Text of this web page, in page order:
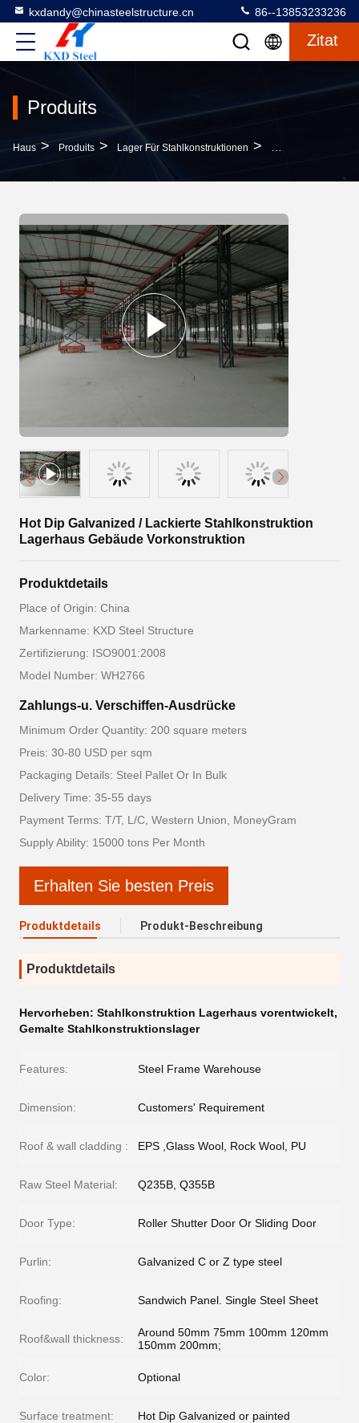
kxdandy@chinasteelstructure.cn 86--13853233236
Zitat
Produits
Haus > Produits > Lager Für Stahlkonstruktionen > Hot Dip
Hot Dip Galvanized / Lackierte Stahlkonstruktion
Lagerhaus Gebäude Vorkonstruktion
Produktdetails
Place of Origin: China
Markenname: KXD Steel Structure
Zertifizierung: ISO9001:2008
Model Number: WH2766
Zahlungs-u. Verschiffen-Ausdrücke
Minimum Order Quantity: 200 square meters
Preis: 30-80 USD per sqm
Packaging Details: Steel Pallet Or In Bulk
Delivery Time: 35-55 days
Payment Terms: T/T, L/C, Western Union, MoneyGram
Supply Ability: 15000 tons Per Month
Erhalten Sie besten Preis
Produktdetails Produkt-Beschreibung
Produktdetails
Hervorheben: Stahlkonstruktion Lagerhaus vorentwickelt,
Gemalte Stahlkonstruktionslager
Features: Steel Frame Warehouse
Dimension: Customers' Requirement
Roof & wall cladding : EPS ,Glass Wool, Rock Wool, PU
Raw Steel Material: Q235B, Q355B
Door Type: Roller Shutter Door Or Sliding Door
Purlin: Galvanized C or Z type steel
Roofing: Sandwich Panel. Single Steel Sheet
Roof&wall thickness:
Around 50mm 75mm 100mm 120mm
150mm 200mm;
Color: Optional
Surface treatment: Hot Dip Galvanized or painted